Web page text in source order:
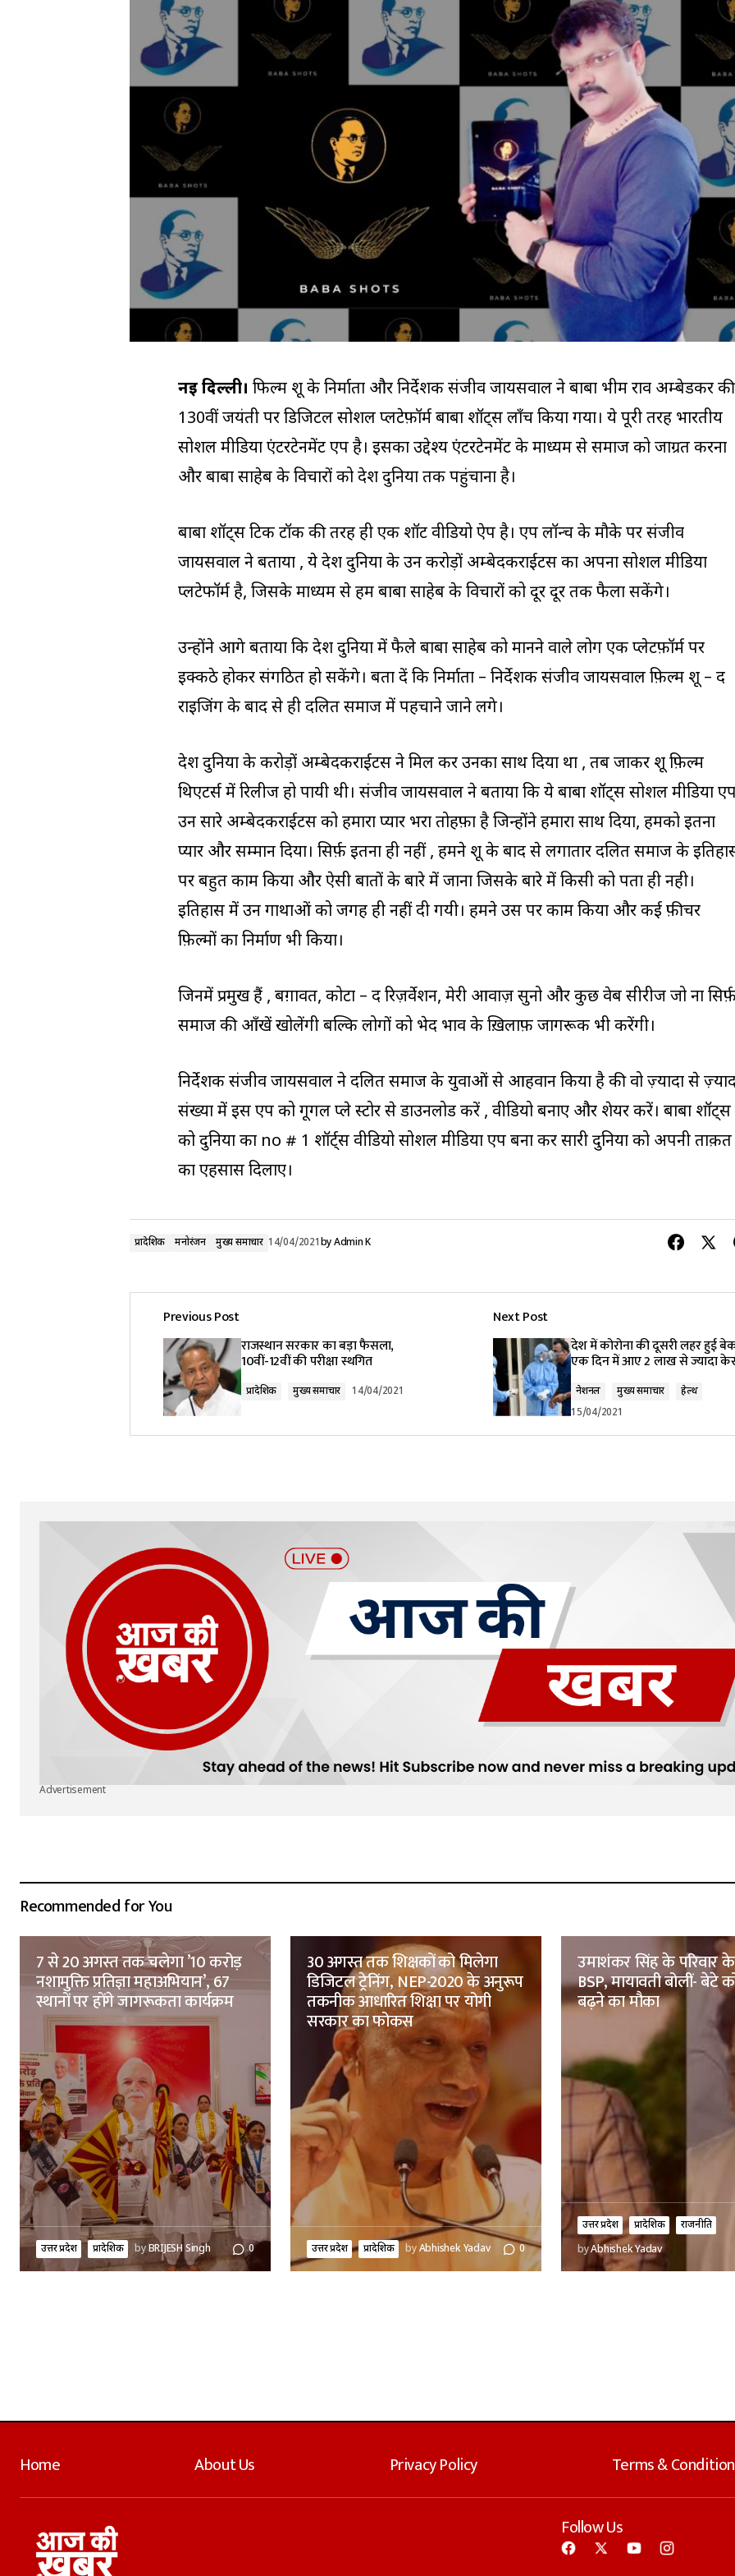
नई दिल्ली। फिल्म शूद्र के निर्माता और निर्देशक संजीव जायसवाल ने बाबा भीम राव अम्बेडकर की
130वीं जयंती पर डिजिटल सोशल प्लटेफ़ॉर्म बाबा शॉट्स लॉंच किया गया। ये पूरी तरह भारतीय
सोशल मीडिया एंटरटेनमेंट एप है। इसका उद्देश्य एंटरटेनमेंट के माध्यम से समाज को जाग्रत करना
और बाबा साहेब के विचारों को देश दुनिया तक पहुंचाना है।
बाबा शॉट्स टिक टॉक की तरह ही एक शॉट वीडियो ऐप है। एप लॉन्च के मौके पर संजीव
जायसवाल ने बताया , ये देश दुनिया के उन करोड़ों अम्बेदकराईटस का अपना सोशल मीडिया
प्लटेफॉर्म है, जिसके माध्यम से हम बाबा साहेब के विचारों को दूर दूर तक फैला सकेंगे।
उन्होंने आगे बताया कि देश दुनिया में फैले बाबा साहेब को मानने वाले लोग एक प्लेटफ़ॉर्म पर
इक्कठे होकर संगठित हो सकेंगे। बता दें कि निर्माता – निर्देशक संजीव जायसवाल फ़िल्म शूद्र – द
राइजिंग के बाद से ही दलित समाज में पहचाने जाने लगे।
देश दुनिया के करोड़ों अम्बेदकराईटस ने मिल कर उनका साथ दिया था , तब जाकर शूद्र फ़िल्म
थिएटर्स में रिलीज हो पायी थी। संजीव जायसवाल ने बताया कि ये बाबा शॉट्स सोशल मीडिया
उन सारे अम्बेदकराईटस को हमारा प्यार भरा तोहफ़ा है जिन्होंने हमारा साथ दिया, हमको इतना
प्यार और सम्मान दिया। सिर्फ़ इतना ही नहीं , हमने शूद्र के बाद से लगातार दलित समाज के
पर बहुत काम किया और ऐसी बातों के बारे में जाना जिसके बारे में किसी को पता ही नही।
इतिहास में उन गाथाओं को जगह ही नहीं दी गयी। हमने उस पर काम किया और कई फ़ीचर
फ़िल्मों का निर्माण भी किया।
जिनमें प्रमुख हैं , बग़ावत, कोटा – द रिज़र्वेशन, मेरी आवाज़ सुनो और कुछ वेब सीरीज जो ना
समाज की आँखें खोलेंगी बल्कि लोगों को भेद भाव के ख़िलाफ़ जागरूक भी करेंगी।
निर्देशक संजीव जायसवाल ने दलित समाज के युवाओं से आहवान किया है की वो ज़्यादा से
संख्या में इस एप को गूगल प्ले स्टोर से डाउनलोड करें , वीडियो बनाए और शेयर करें। बाबा शॉट्स
को दुनिया का no # 1 शॉर्ट्स वीडियो सोशल मीडिया एप बना कर सारी दुनिया को अपनी ताक़त
का एहसास दिलाए।
प्रादेशिक मनोरंजन मुख्य समाचार 14/04/2021byAdmin K
Previous Post
राजस्थान सरकार का बड़ा फैसला,
10वीं-12वीं की परीक्षा स्थगित
प्रादेशिक मुख्य समाचार 14/04/2021
Next Post
देश में कोरोना की दूसरी लहर हुई
एक दिन में आए 2 लाख से ज्यादा
नेशनल मुख्य समाचार
हेल्थ
15/04/2021
Advertisement
Recommended for You
7 से 20 अगस्त तक चलेगा ’10 करोड़
नशामुक्ति प्रतिज्ञा महाअभियान’, 67
स्थानों पर होंगे जागरूकता कार्यक्रम
उत्तर प्रदेश प्रादेशिक byBRIJESH Singh 0
30 अगस्त तक शिक्षकों को मिलेगा
डिजिटल ट्रेनिंग, NEP-2020 के अनुरूप
तकनीक आधारित शिक्षा पर योगी
सरकार का फोकस
उत्तर प्रदेश प्रादेशिक byAbhishek Yadav 0
उमाशंकर सिंह के परिवार
BSP, मायावती बोलीं-
बढ़ने का मौका
उत्तर प्रदेश प्रादेशिक
राजनीति
byAbhishek Yadav
Home About Us Privacy Policy Terms &
Follow Us